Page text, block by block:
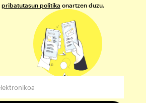
pribatutasun politika onartzen duzu.